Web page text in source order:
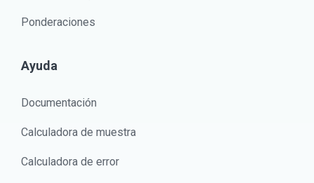
Ponderaciones
Ayuda
Documentación
Calculadora de muestra
Calculadora de error